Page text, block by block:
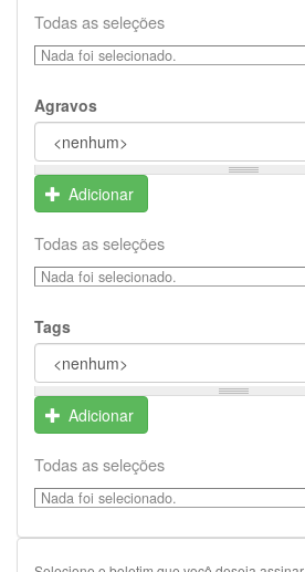
Todas as seleções
Nada foi selecionado.
Agravos
Adicionar
Todas as seleções
Nada foi selecionado.
Tags
Adicionar
Todas as seleções
Nada foi selecionado.